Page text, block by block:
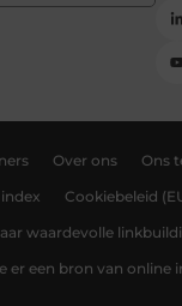
Over ons Ons
Cookiebeleid
waardevolle
er een bron van online